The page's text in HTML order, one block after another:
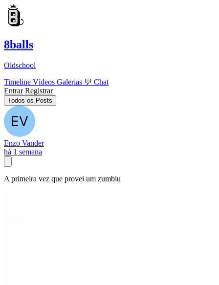
8balls
Oldschool
Timeline Vídeos Galerias 💬 Chat
Entrar Registrar
Todos os Posts
Enzo Vander
há 1 semana
A primeira vez que provei um zumbiu